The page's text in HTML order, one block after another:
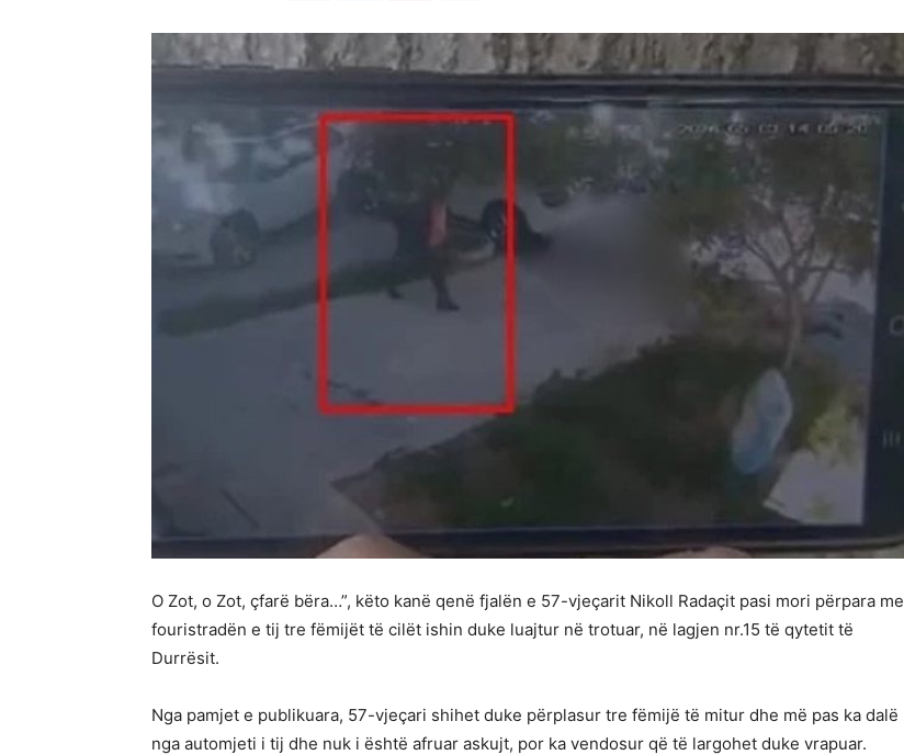
O Zot, o Zot, çfarë bëra…”, këto kanë qenë fjalën e 57-vjeçarit Nikoll Radaçit pasi mori përpara me
fouristradën e tij tre fëmijët të cilët ishin duke luajtur në trotuar, në lagjen nr.15 të qytetit të
Durrësit.
Nga pamjet e publikuara, 57-vjeçari shihet duke përplasur tre fëmijë të mitur dhe më pas ka dalë
nga automjeti i tij dhe nuk i është afruar askujt, por ka vendosur që të largohet duke vrapuar.